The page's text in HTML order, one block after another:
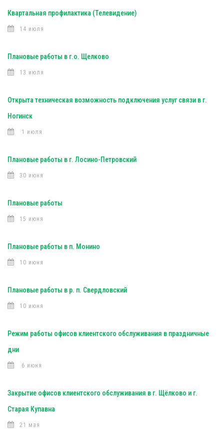
Квартальная профилактика (Телевидение)
14 июля
Плановые работы в г.о. Щелково
13 июля
Открыта техническая возможность подключения услуг связи в г.
Ногинск
1 июля
Плановые работы в г. Лосино-Петровский
30 июня
Плановые работы
15 июня
Плановые работы в п. Монино
10 июня
Плановые работы в р. п. Свердловский
10 июня
Режим работы офисов клиентского обслуживания в праздничные
дни
6 июня
Закрытие офисов клиентского обслуживания в г. Щёлково и г.
Старая Купавна
21 мая